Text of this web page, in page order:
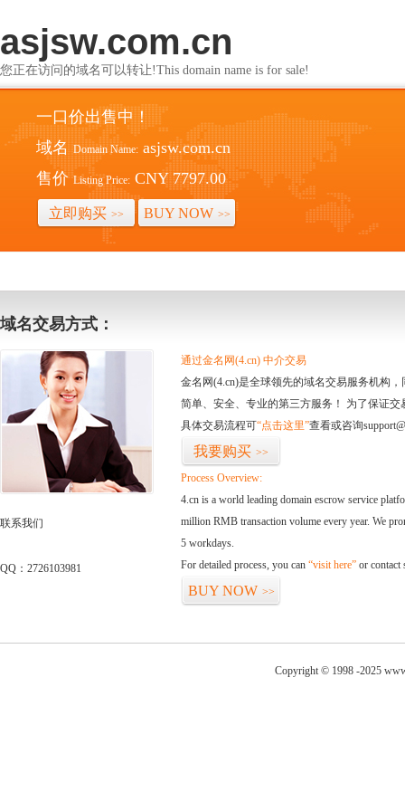
asjsw.com.cn
您正在访问的域名可以转让!This domain name is for sale!
一口价出售中！
域名 Domain Name: asjsw.com.cn
售价 Listing Price: CNY 7797.00
立即购买 >> BUY NOW >>
域名交易方式：
联系我们
QQ：2726103981
通过金名网(4.cn) 中介交易
金名网(4.cn)是全球领先的域名交易服务机构
简单、安全、专业的第三方服务！ 为了保证
具体交易流程可“点击这里”查看或咨询
我要购买 >>
Process Overview:
4.cn is a world leading domain escrow service
million RMB transaction volume every year. We
5 workdays.
For detailed process, you can “visit here” or contact
BUY NOW >>
Copyright © 1998 -2025